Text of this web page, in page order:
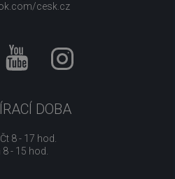
cesk.cz
DOBA
8 - 17 hod.
8 - 15 hod.